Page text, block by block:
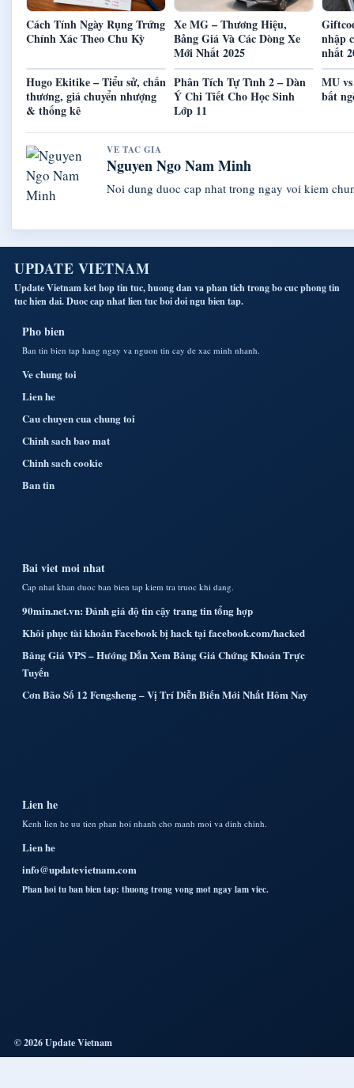
Cách Tính Ngày Rụng Trứng
Chính Xác Theo Chu Kỳ
Xe MG – Thương Hiệu,
Bảng Giá Và Các Dòng Xe
Mới Nhất 2025
nhập
nhất
Hugo Ekitike – Tiểu sử, chấn
thương, giá chuyển nhượng
& thống kê
Phân Tích Tự Tình 2 – Dàn
Ý Chi Tiết Cho Học Sinh
Lớp 11
MU
bất
VE TAC GIA
Nguyen Ngo Nam Minh
Noi dung duoc cap nhat trong ngay voi kiem
UPDATE VIETNAM
Update Vietnam ket hop tin tuc, huong dan va phan tich trong bo cuc phong tin
tuc hien dai. Duoc cap nhat lien tuc boi doi ngu bien tap.
Pho bien
Ban tin bien tap hang ngay va nguon tin cay de xac minh nhanh.
Ve chung toi
Lien he
Cau chuyen cua chung toi
Chinh sach bao mat
Chinh sach cookie
Ban tin
Bai viet moi nhat
Cap nhat khan duoc ban bien tap kiem tra truoc khi dang.
90min.net.vn: Đánh giá độ tin cậy trang tin tổng hợp
Khôi phục tài khoản Facebook bị hack tại facebook.com/hacked
Bảng Giá VPS – Hướng Dẫn Xem Bảng Giá Chứng Khoán Trực
Tuyến
Cơn Bão Số 12 Fengsheng – Vị Trí Diễn Biến Mới Nhất Hôm Nay
Lien he
Kenh lien he uu tien phan hoi nhanh cho manh moi va dinh chinh.
Lien he
info@updatevietnam.com
Phan hoi tu ban bien tap: thuong trong vong mot ngay lam viec.
© 2026 Update Vietnam